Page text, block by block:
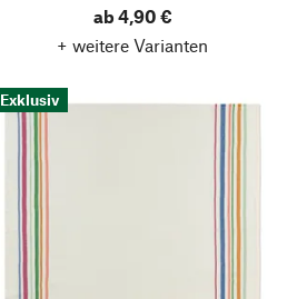
ab 4,90 €
+ weitere Varianten
Exklusiv